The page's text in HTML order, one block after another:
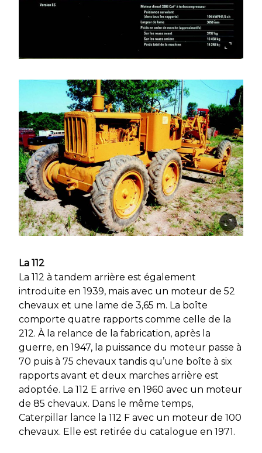
La 112
La 112 à tandem arrière est également
introduite en 1939, mais avec un moteur de 52
chevaux et une lame de 3,65 m. La boîte
comporte quatre rapports comme celle de la
212. À la relance de la fabrication, après la
guerre, en 1947, la puissance du moteur passe à
70 puis à 75 chevaux tandis qu’une boîte à six
rapports avant et deux marches arrière est
adoptée. La 112 E arrive en 1960 avec un moteur
de 85 chevaux. Dans le même temps,
Caterpillar lance la 112 F avec un moteur de 100
chevaux. Elle est retirée du catalogue en 1971.